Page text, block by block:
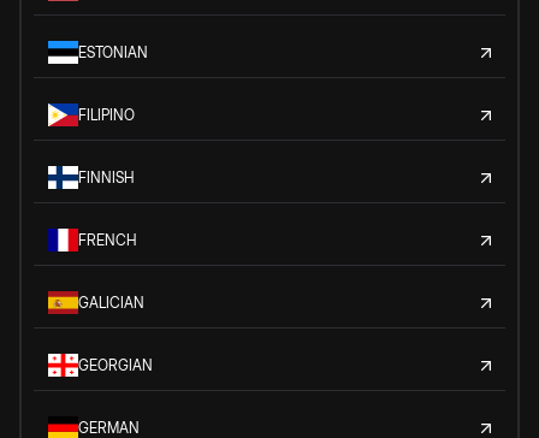
ESTONIAN
FILIPINO
FINNISH
FRENCH
GALICIAN
GEORGIAN
GERMAN